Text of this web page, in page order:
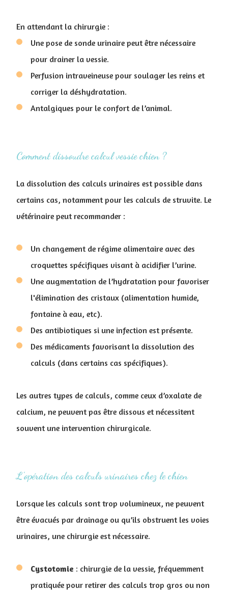
En attendant la chirurgie :
Une pose de sonde urinaire peut être nécessaire
pour drainer la vessie.
Perfusion intraveineuse pour soulager les reins et
corriger la déshydratation.
Antalgiques pour le confort de l’animal.
Comment dissoudre calcul vessie chien ?
La dissolution des calculs urinaires est possible dans
certains cas, notamment pour les calculs de struvite. Le
vétérinaire peut recommander :
Un changement de régime alimentaire avec des
croquettes spécifiques visant à acidifier l’urine.
Une augmentation de l’hydratation pour favoriser
l'élimination des cristaux (alimentation humide,
fontaine à eau, etc).
Des antibiotiques si une infection est présente.
Des médicaments favorisant la dissolution des
calculs (dans certains cas spécifiques).
Les autres types de calculs, comme ceux d’oxalate de
calcium, ne peuvent pas être dissous et nécessitent
souvent une intervention chirurgicale.
L'opération des calculs urinaires chez le chien
Lorsque les calculs sont trop volumineux, ne peuvent
être évacués par drainage ou qu’ils obstruent les voies
urinaires, une chirurgie est nécessaire.
Cystotomie : chirurgie de la vessie, fréquemment
pratiquée pour retirer des calculs trop gros ou non